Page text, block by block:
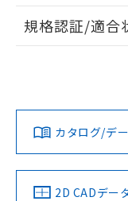
タイムチャート
A: 40mm以上、B:
ダウンロードデータ
みください。
ソフトウェアの使用
EU RoHS 注意
対応済み
中国 RoHS 注意
規格認証/適合
LR型式承認
（イギリス
船舶規格）
カタログ/デ
2D CADデー